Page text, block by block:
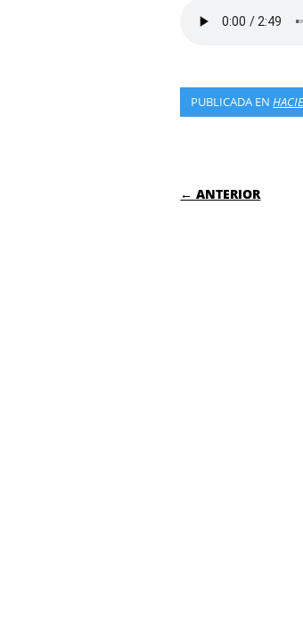
PUBLICADA EN
← ANTERIOR